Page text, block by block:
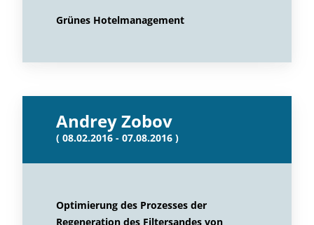
Grünes Hotelmanagement
Andrey Zobov
( 08.02.2016 - 07.08.2016 )
Optimierung des Prozesses der
Regeneration des Filtersandes von